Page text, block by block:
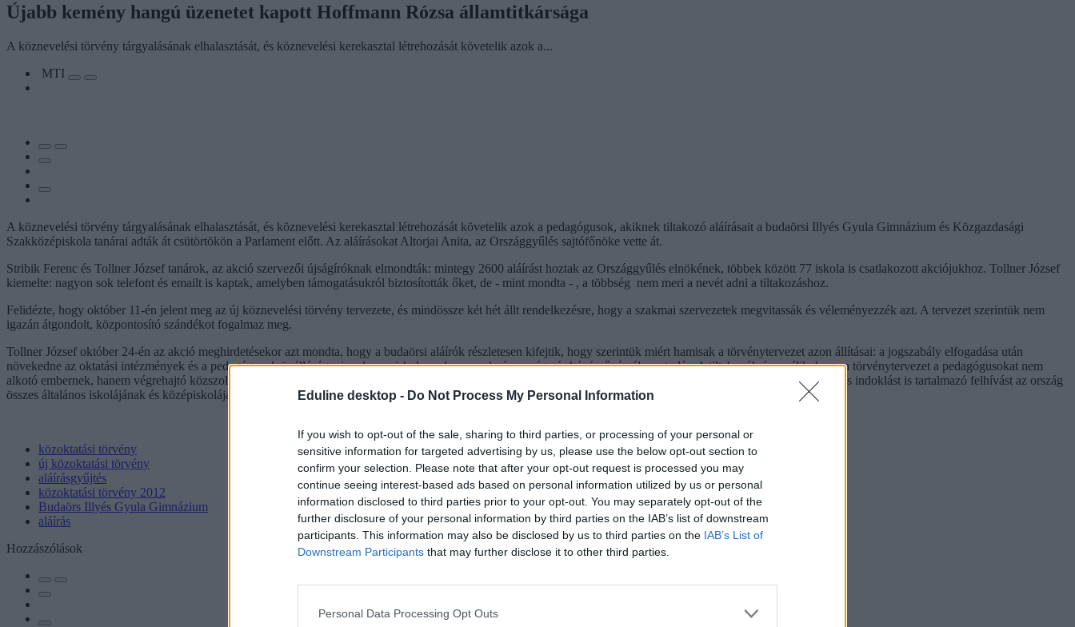
Eduline desktop - Do Not Process My Personal Information
If you wish to opt-out of the sale, sharing to third parties, or processing of your personal or
sensitive information for targeted advertising by us, please use the below opt-out section to
confirm your selection. Please note that after your opt-out request is processed you may
continue seeing interest-based ads based on personal information utilized by us or personal
information disclosed to third parties prior to your opt-out. You may separately opt-out of the
further disclosure of your personal information by third parties on the IAB’s list of downstream
participants. This information may also be disclosed by us to third parties on the IAB’s List of
Downstream Participants that may further disclose it to other third parties.
Personal Data Processing Opt Outs
Újabb kemény hangú üzenetet kapott Hoffmann Rózsa államtitkársága
A köznevelési törvény tárgyalásának elhalasztását, és köznevelési kerekasztal létrehozását követelik azok a...
MTI
A köznevelési törvény tárgyalásának elhalasztását, és köznevelési kerekasztal létrehozását követelik azok a pedagógusok, akiknek tiltakozó aláírásait a budaörsi Illyés Gyula Gimnázium és Közgazdasági
Szakközépiskola tanárai adták át csütörtökön a Parlament előtt. Az aláírásokat Altorjai Anita, az Országgyűlés sajtófőnöke vette át.
Stribik Ferenc és Tollner József tanárok, az akció szervezői újságíróknak elmondták: mintegy 2600 aláírást hoztak az Országgyűlés elnökének, többek között 77 iskola is csatlakozott akciójukhoz. Tollner József
kiemelte: nagyon sok telefont és emailt is kaptak, amelyben támogatásukról biztosították őket, de - mint mondta - , a többség nem meri a nevét adni a tiltakozáshoz.
Felidézte, hogy október 11-én jelent meg az új köznevelési törvény tervezete, és mindössze két hét állt rendelkezésre, hogy a szakmai szervezetek megvitassák és véleményezzék azt. A tervezet szerintük nem
igazán átgondolt, központosító szándékot fogalmaz meg.
Tollner József október 24-én az akció meghirdetésekor azt mondta, hogy a budaörsi aláírók részletesen kifejtik, hogy szerintük miért hamisak a törvénytervezet azon állításai: a jogszabály elfogadása után
növekedne az oktatási intézmények és a pedagógusok önállósága, javulna az iskolarendszer eredményessége és húzóerővé válna a tudás. A tiltakozók úgy vélik, hogy a törvénytervezet a pedagógusokat nem
alkotó embernek, hanem végrehajtó közszolgának tekinti. Hozzáteszik: közszolgálatot akarnak végezni, de nem szolgaként, hanem autonóm értelmiségiként. A részletes indoklást is tartalmazó felhívást az ország
összes általános iskolájának és középiskolájának elküldték aláírásra.
közoktatási törvény
új közoktatási törvény
aláírásgyűjtés
közoktatási törvény 2012
Budaörs Illyés Gyula Gimnázium
aláírás
Hozzászólások